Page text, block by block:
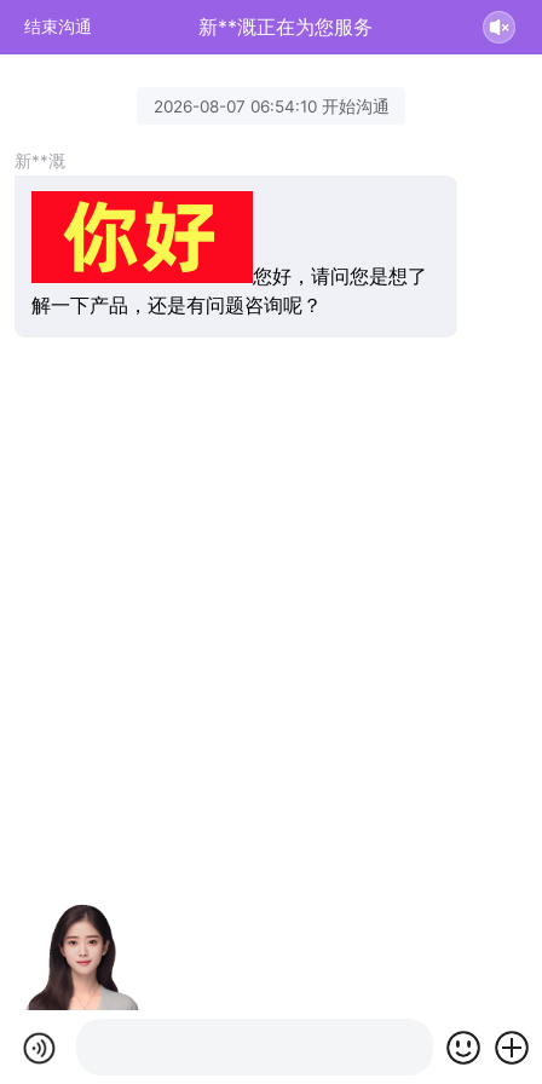
结束沟通 新**溉正在为您服务
2026-08-07 06:54:10 开始沟通
新**溉
您好，请问您是想了
解一下产品，还是有问题咨询呢？